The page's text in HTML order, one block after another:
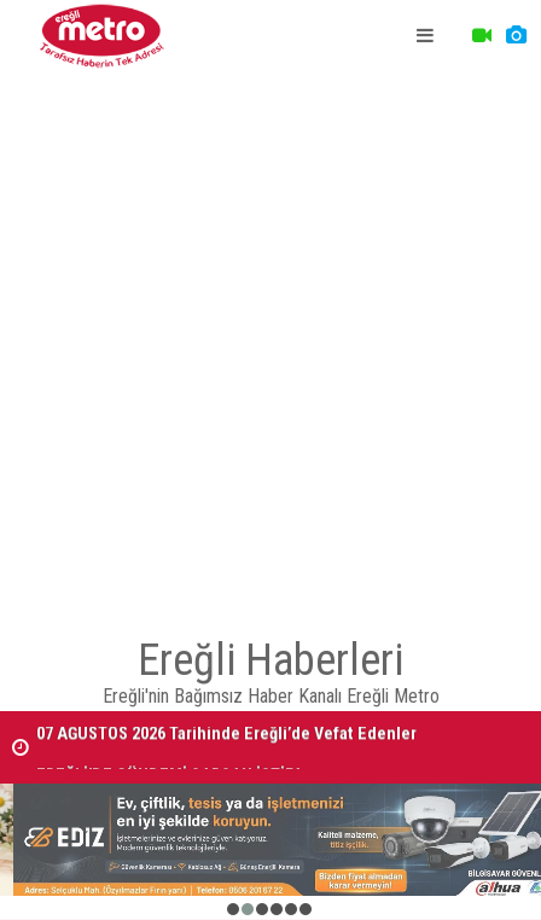
Ereğli Haberleri
Ereğli'nin Bağımsız Haber Kanalı Ereğli Metro
07 AĞUSTOS 2026 Tarihinde Ereğli’de Vefat Edenler
EREĞLİ'DE GÜNDEMİ SARSAN İSTİFA
2 3 4 5 6